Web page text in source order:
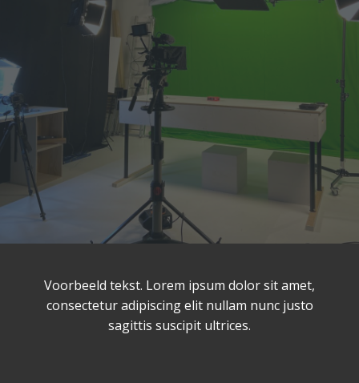
Voorbeeld tekst. Lorem ipsum dolor sit amet,
consectetur adipiscing elit nullam nunc justo
sagittis suscipit ultrices.